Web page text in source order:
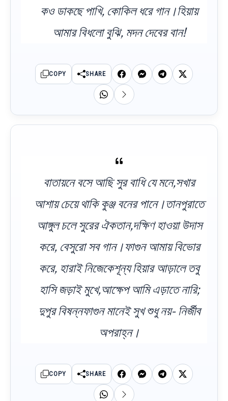
কও ডাকছে পাখি, কোকিল ধরে গান।হিয়ায়
আমার বিধলো বুঝি, মদন দেবের বান!
COPY SHARE
বাতায়নে বসে আছি সুর বাধি যে মনে,সখার
আশায় চেয়ে থাকি কুঞ্জ বনের পানে।তানপুরাতে
আঙ্গুল চলে সুরের ঐকতান,দক্ষিণ হাওয়া উদাস
করে, বেসুরো সব গান।ফাগুন আমায় বিভোর
করে, হারাই নিজেকেশূন্য হিয়ার আড়ালে তবু
হাসি জড়াই মুখে,আক্ষেপ আমি এড়াতে নারি;
দুপুর বিষন্নফাগুন মানেই সুখ শুধু নয়- নির্জীব
অপরাহ্ন।
COPY SHARE